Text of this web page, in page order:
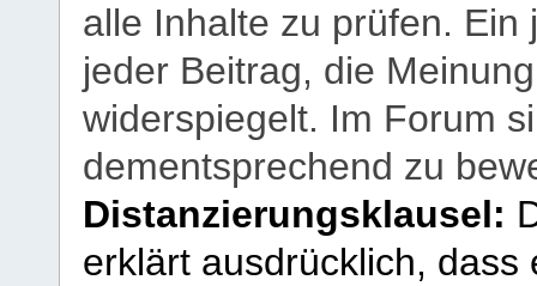
alle Inhalte zu prüfen.
jeder Beitrag, die
widerspiegelt. Im Forum
dementsprechend zu
Distanzierungsklausel:
erklärt ausdrücklich,